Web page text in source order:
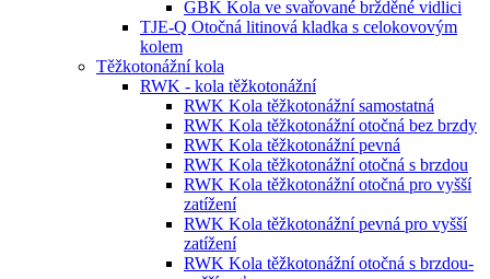
GBK Kola ve svařované bržděné vidlici
TJE-Q Otočná litinová kladka s celokovovým
kolem
Těžkotonážní kola
RWK - kola těžkotonážní
RWK Kola těžkotonážní samostatná
RWK Kola těžkotonážní otočná bez brzdy
RWK Kola těžkotonážní pevná
RWK Kola těžkotonážní otočná s brzdou
RWK Kola těžkotonážní otočná pro vyšší
zatížení
RWK Kola těžkotonážní pevná pro vyšší
zatížení
RWK Kola těžkotonážní otočná s brzdou-